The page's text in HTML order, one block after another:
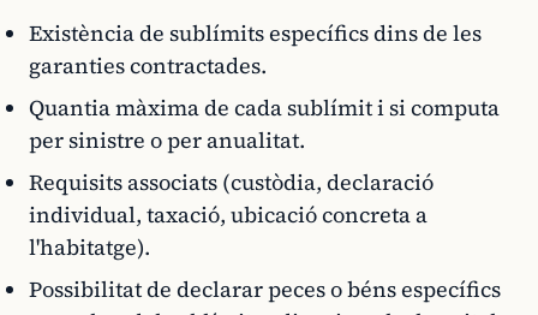
Existència de sublímits específics dins de les
garanties contractades.
Quantia màxima de cada sublímit i si computa
per sinistre o per anualitat.
Requisits associats (custòdia, declaració
individual, taxació, ubicació concreta a
l'habitatge).
Possibilitat de declarar peces o béns específics